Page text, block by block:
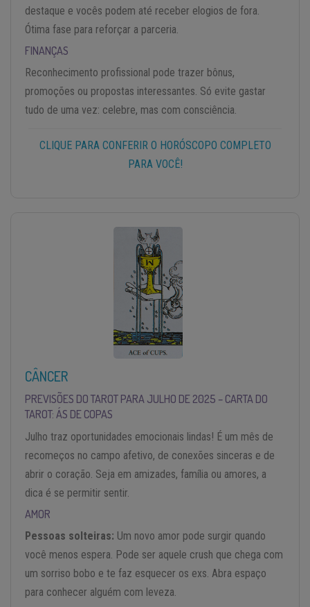
destaque e vocês podem até receber elogios de fora.
Ótima fase para reforçar a parceria.
FINANÇAS
Reconhecimento profissional pode trazer bônus,
promoções ou propostas interessantes. Só evite gastar
tudo de uma vez: celebre, mas com consciência.
CLIQUE PARA CONFERIR O HORÓSCOPO COMPLETO
PARA VOCÊ!
CÂNCER
PREVISÕES DO TAROT PARA JULHO DE 2025 – CARTA DO
TAROT: ÁS DE COPAS
Julho traz oportunidades emocionais lindas! É um mês de
recomeços no campo afetivo, de conexões sinceras e de
abrir o coração. Seja em amizades, família ou amores, a
dica é se permitir sentir.
AMOR
Pessoas solteiras: Um novo amor pode surgir quando
você menos espera. Pode ser aquele crush que chega com
um sorriso bobo e te faz esquecer os exs. Abra espaço
para conhecer alguém com leveza.